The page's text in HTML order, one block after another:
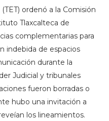
ordenó a la Comisión
Tlaxcalteca de
complementarias para
indebida de espacios
durante la
Judicial y tribunales
fueron borradas o
hubo una invitación a
los lineamientos.